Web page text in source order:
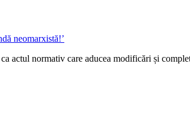
actul normativ care aducea modificări și